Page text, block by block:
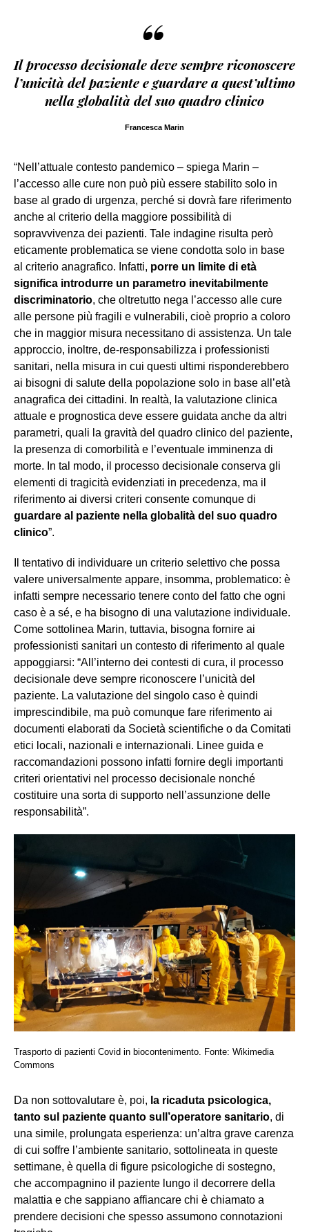
“
Il processo decisionale deve sempre riconoscere
l’unicità del paziente e guardare a quest’ultimo
nella globalità del suo quadro clinico
Francesca Marin
“Nell’attuale contesto pandemico – spiega Marin –
l’accesso alle cure non può più essere stabilito solo in
base al grado di urgenza, perché si dovrà fare riferimento
anche al criterio della maggiore possibilità di
sopravvivenza dei pazienti. Tale indagine risulta però
eticamente problematica se viene condotta solo in base
al criterio anagrafico. Infatti, porre un limite di età
significa introdurre un parametro inevitabilmente
discriminatorio, che oltretutto nega l’accesso alle cure
alle persone più fragili e vulnerabili, cioè proprio a coloro
che in maggior misura necessitano di assistenza. Un tale
approccio, inoltre, de-responsabilizza i professionisti
sanitari, nella misura in cui questi ultimi risponderebbero
ai bisogni di salute della popolazione solo in base all’età
anagrafica dei cittadini. In realtà, la valutazione clinica
attuale e prognostica deve essere guidata anche da altri
parametri, quali la gravità del quadro clinico del paziente,
la presenza di comorbilità e l’eventuale imminenza di
morte. In tal modo, il processo decisionale conserva gli
elementi di tragicità evidenziati in precedenza, ma il
riferimento ai diversi criteri consente comunque di
guardare al paziente nella globalità del suo quadro
clinico”.
Il tentativo di individuare un criterio selettivo che possa
valere universalmente appare, insomma, problematico: è
infatti sempre necessario tenere conto del fatto che ogni
caso è a sé, e ha bisogno di una valutazione individuale.
Come sottolinea Marin, tuttavia, bisogna fornire ai
professionisti sanitari un contesto di riferimento al quale
appoggiarsi: “All’interno dei contesti di cura, il processo
decisionale deve sempre riconoscere l’unicità del
paziente. La valutazione del singolo caso è quindi
imprescindibile, ma può comunque fare riferimento ai
documenti elaborati da Società scientifiche o da Comitati
etici locali, nazionali e internazionali. Linee guida e
raccomandazioni possono infatti fornire degli importanti
criteri orientativi nel processo decisionale nonché
costituire una sorta di supporto nell’assunzione delle
responsabilità”.
Trasporto di pazienti Covid in biocontenimento. Fonte: Wikimedia
Commons
Da non sottovalutare è, poi, la ricaduta psicologica,
tanto sul paziente quanto sull’operatore sanitario, di
una simile, prolungata esperienza: un’altra grave carenza
di cui soffre l’ambiente sanitario, sottolineata in queste
settimane, è quella di figure psicologiche di sostegno,
che accompagnino il paziente lungo il decorrere della
malattia e che sappiano affiancare chi è chiamato a
prendere decisioni che spesso assumono connotazioni